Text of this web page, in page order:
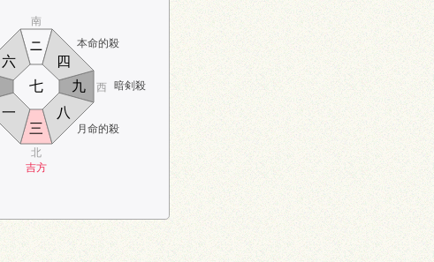
本命的殺
暗剣殺
吉方
月命的殺
南
北
西
三
四
六
七
八
九
一
ニ